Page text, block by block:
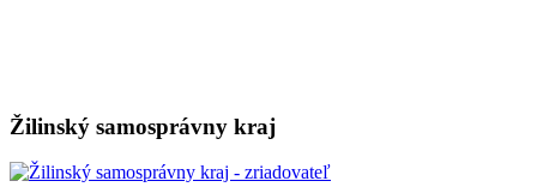
Žilinský samosprávny kraj